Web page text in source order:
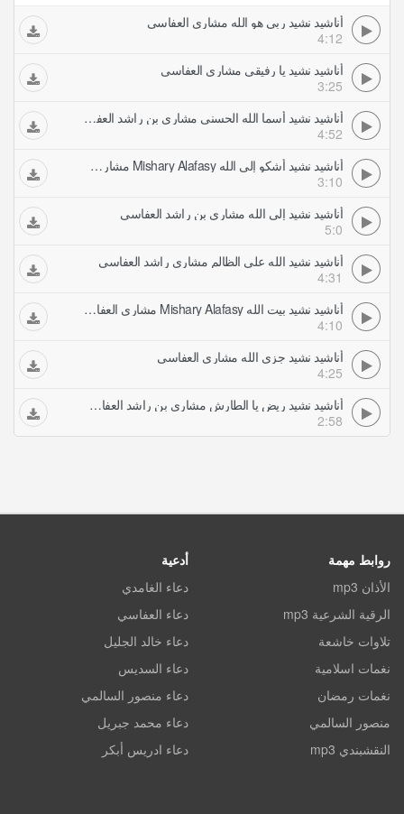
أناشيد نشيد ربي هو الله مشاري العفاسي
4:12
أناشيد نشيد يا رفيقي مشاري العفاسي
3:25
أناشيد نشيد أسما الله الحسنى مشاري بن راشد العفاسي
4:52
أناشيد نشيد أشكو إلى الله Mishary Alafasy مشاري العفاسي
3:10
أناشيد نشيد إلى الله مشاري بن راشد العفاسي
5:0
أناشيد نشيد الله على الظالم مشاري راشد العفاسي
4:31
أناشيد نشيد بيت الله Mishary Alafasy مشاري العفاسي
4:10
أناشيد نشيد جزى الله مشاري العفاسي
4:25
أناشيد نشيد ريض يا الطارش مشاري بن راشد العفاسي
2:58
روابط مهمة
الأذان mp3
الرقية الشرعية mp3
تلاوات خاشعة
نغمات اسلامية
نغمات رمضان
منصور السالمي
النقشبندي mp3
أدعية
دعاء الغامدي
دعاء العفاسي
دعاء خالد الجليل
دعاء السديس
دعاء منصور السالمي
دعاء محمد جبريل
دعاء ادريس أبكر